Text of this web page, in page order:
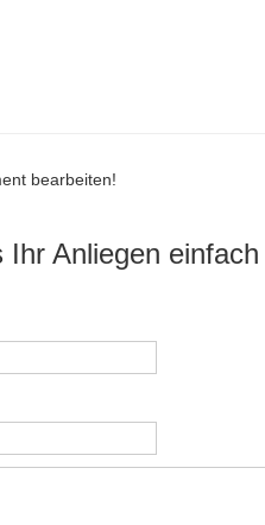
bearbeiten!
Anliegen